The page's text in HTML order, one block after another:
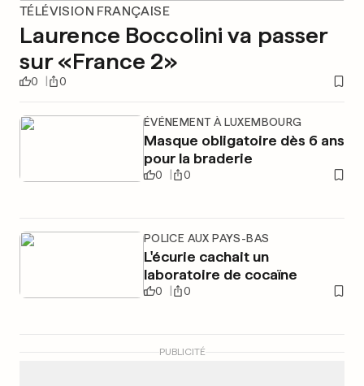
TÉLÉVISION FRANÇAISE
Laurence Boccolini va passer
sur «France 2»
0 0
ÉVÉNEMENT À LUXEMBOURG
Masque obligatoire dès 6 ans
pour la braderie
0 0
POLICE AUX PAYS-BAS
L'écurie cachait un
laboratoire de cocaïne
0 0
PUBLICITÉ